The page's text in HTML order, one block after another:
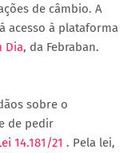
de câmbio. A
acesso à plataforma
Dia, da Febraban.
sobre o
de pedir
14.181/21 . Pela lei,